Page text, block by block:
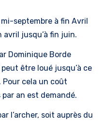
septembre à fin Avril
jusqu’à fin juin.
Dominique Borde
être loué jusqu’à ce
Pour cela un coût
an est demandé.
l’archer, soit auprès du